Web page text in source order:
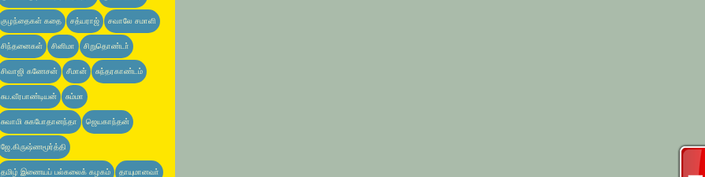
குழந்தைகள் கதை சத்யராஜ் சவாலே சமாளி
சிந்தனைகள் சினிமா சிறுதொண்டா்
சிவாஜி கணேசன் சீமான் சுந்தரகாண்டம்
சுப.வீரபாண்டியன் சும்மா
சுவாமி சுகபோதானந்தா ஜெயகாந்தன்
ஜே.கிருஷ்ணமூர்த்தி
தமிழ் இணையப் பல்கலைக் கழகம் தாயுமானவா்